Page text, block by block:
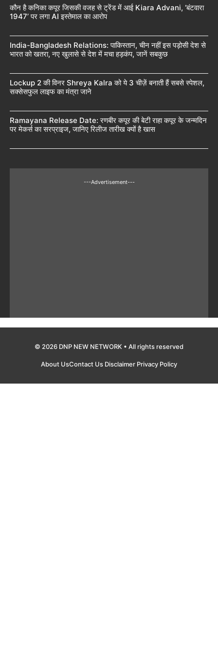
कौन है कनिका कपूर जिसकी वजह से ट्रेंड में आई Kiara Advani, ‘बंटवारा
1947’ पर लगा AI इस्तेमाल का आरोप
India-Bangladesh Relations: पाकिस्तान, चीन नहीं इस पड़ोसी देश से
भारत को खतरा, नए खुलासे से देश में मचा हड़कंप, जानें सबकुछ
Lockup 2 की विनर Shreya Kalra को ये 3 चीज़ें बनाती हैं सबसे स्पेशल,
सक्सेसफुल लाइफ का मंत्रा जाने
Ramayana Release Date: रणबीर कपूर की बेटी राहा कपूर के जन्मदिन
पर मेकर्स का सरप्राइज, जानिए रिलीज तारीख क्यों है खास
---Advertisement---
© 2026 DNP NEW NETWORK • All rights reserved
About UsContact Us Disclaimer Privacy Policy